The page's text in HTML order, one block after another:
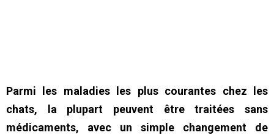
Parmi les maladies les plus courantes chez les
chats, la plupart peuvent être traitées sans
médicaments, avec un simple changement de